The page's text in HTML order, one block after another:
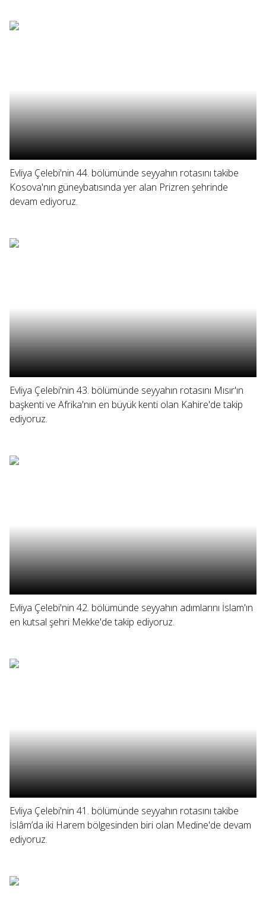
Evliya Çelebi'nin 44. bölümünde seyyahın rotasını takibe
Kosova'nın güneybatısında yer alan Prizren şehrinde
devam ediyoruz.
Evliya Çelebi'nin 43. bölümünde seyyahın rotasını Mısır'ın
başkenti ve Afrika'nın en büyük kenti olan Kahire'de takip
ediyoruz.
Evliya Çelebi'nin 42. bölümünde seyyahın adımlarını İslam'ın
en kutsal şehri Mekke'de takip ediyoruz.
Evliya Çelebi'nin 41. bölümünde seyyahın rotasını takibe
İslâm’da iki Harem bölgesinden biri olan Medine'de devam
ediyoruz.